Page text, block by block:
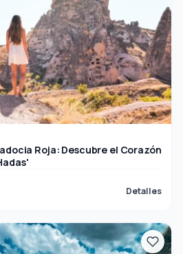
Roja: Descubre el Corazón
Detalles